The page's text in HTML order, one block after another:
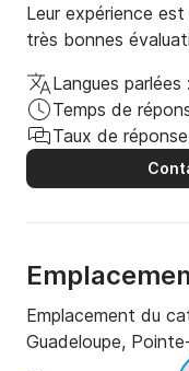
Leur expérience
très bonnes
Langues parlées :
Temps de
Taux de
Emplacement du
Guadeloupe,